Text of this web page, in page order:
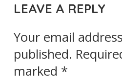
LEAVE A REPLY
Your email
published.
marked *